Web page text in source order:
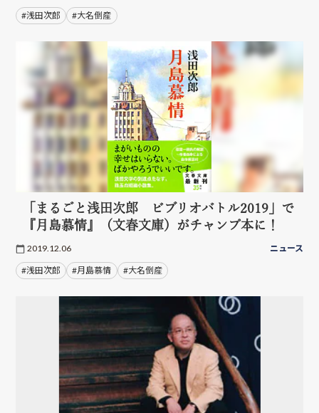
#浅田次郎 #大名倒産
「まるごと浅田次郎 ビブリオバトル2019」で
『月島慕情』（文春文庫）がチャンプ本に！
2019.12.06 ニュース
#浅田次郎 #月島慕情 #大名倒産